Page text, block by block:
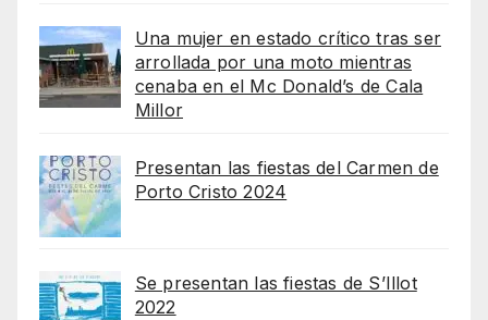
Una mujer en estado crítico tras ser
arrollada por una moto mientras
cenaba en el Mc Donald’s de Cala
Millor
Presentan las fiestas del Carmen de
Porto Cristo 2024
Se presentan las fiestas de S’Illot
2022